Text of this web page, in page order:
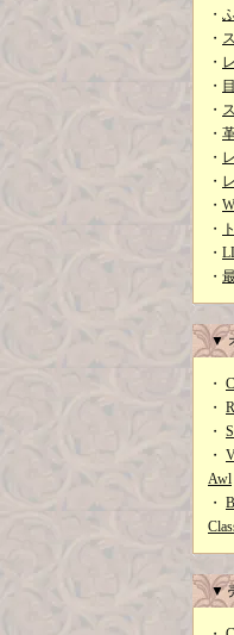
・
・
・
・
・
・
・
・
・
・
・
・
▼
・
・
・
・
Awl
・
▼